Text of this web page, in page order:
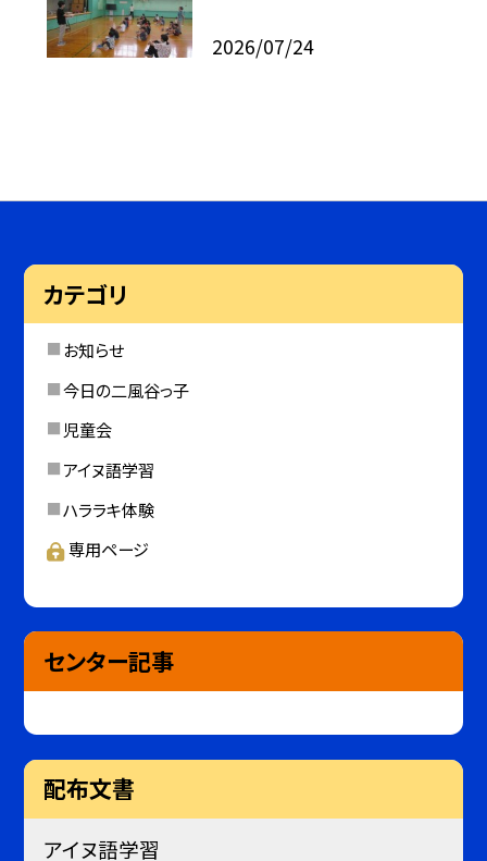
2026/07/24
カテゴリ
お知らせ
今日の二風谷っ子
児童会
アイヌ語学習
ハララキ体験
専用ページ
センター記事
配布文書
アイヌ語学習